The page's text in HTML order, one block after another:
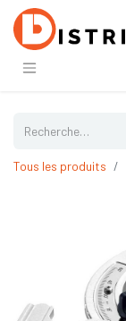
Tous les produits